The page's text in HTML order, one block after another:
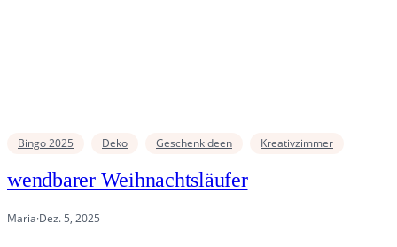
Bingo 2025 Deko Geschenkideen Kreativzimmer
wendbarer Weihnachtsläufer
Maria·Dez. 5, 2025